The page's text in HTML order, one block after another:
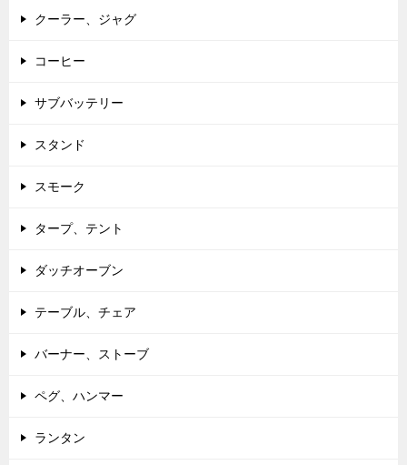
クーラー、ジャグ
コーヒー
サブバッテリー
スタンド
スモーク
タープ、テント
ダッチオーブン
テーブル、チェア
バーナー、ストーブ
ペグ、ハンマー
ランタン